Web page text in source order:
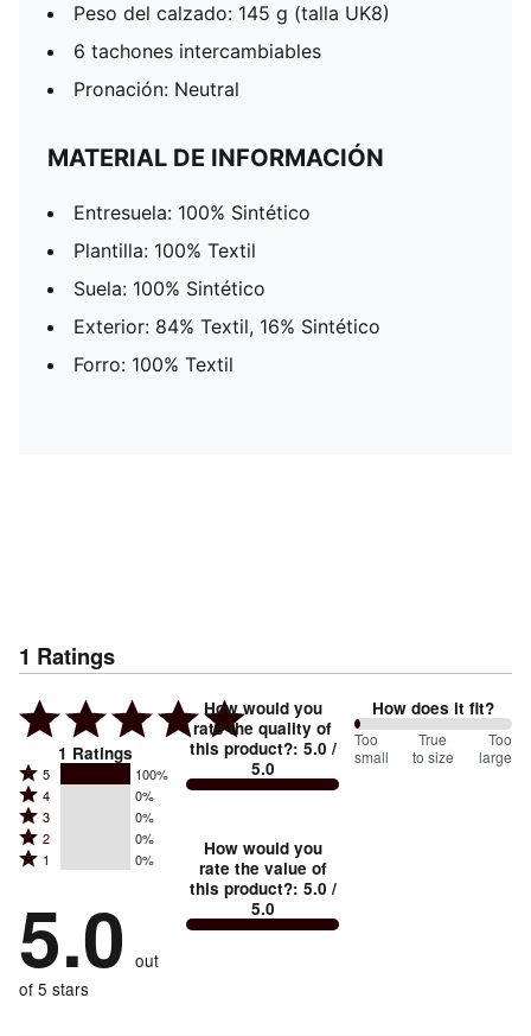
Peso del calzado: 145 g (talla UK8)
6 tachones intercambiables
Pronación: Neutral
MATERIAL DE INFORMACIÓN
Entresuela: 100% Sintético
Plantilla: 100% Textil
Suela: 100% Sintético
Exterior: 84% Textil, 16% Sintético
Forro: 100% Textil
1 Ratings
1 Ratings
Rated
5
stars
by
of
reviewers
5 100%
Rated
4
stars
by
of
reviewers
4 0%
Rated
3
stars
0%
of
reviewers
3 0%
Rated
2
by
0%
of
reviewers
2 0%
Rated
stars
by
0%
of
1 0%
5.0 out
of 5 stars
How would you
rate the quality of
this product?: 5.0 /
5.0
How would you
rate the value of
this product?: 5.0 /
5.0
How does it fit?
0%
between
Too
small
True
to size
Too
large